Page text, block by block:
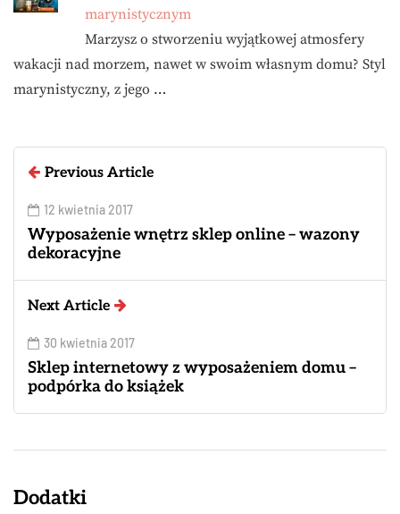
marynistycznym
Marzysz o stworzeniu wyjątkowej atmosfery
wakacji nad morzem, nawet w swoim własnym domu? Styl
marynistyczny, z jego …
Previous Article
12 kwietnia 2017
Wyposażenie wnętrz sklep online – wazony
dekoracyjne
Next Article
30 kwietnia 2017
Sklep internetowy z wyposażeniem domu –
podpórka do książek
Dodatki